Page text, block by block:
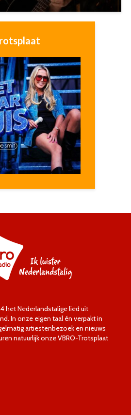
het Nederlandstalige lied uit
In onze eigen taal én verpakt in
artiestenbezoek en nieuws
natuurlijk onze VBRO-Trotsplaat